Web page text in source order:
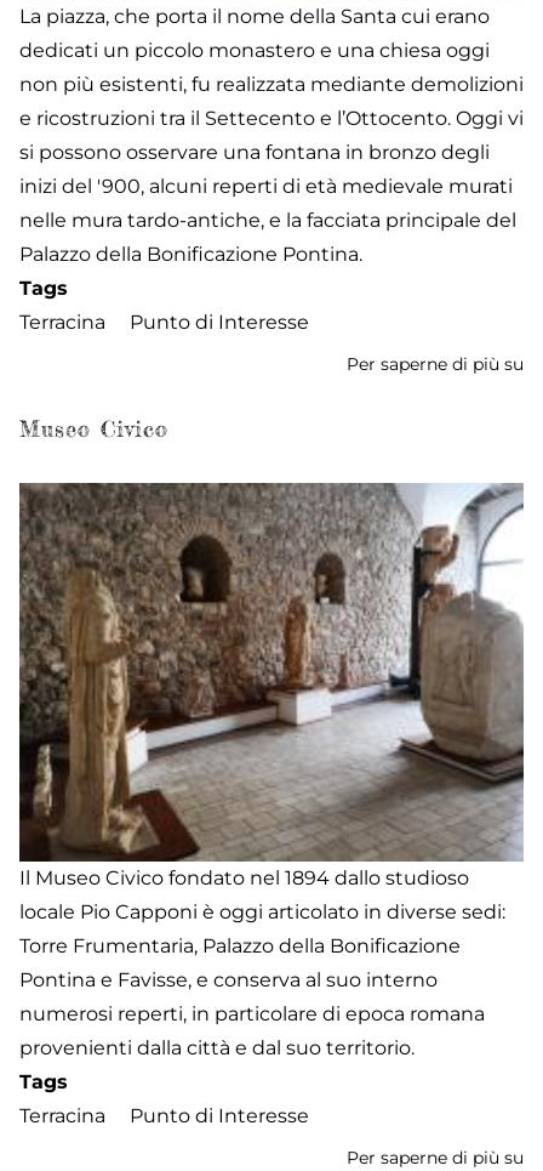
La piazza, che porta il nome della Santa cui erano
dedicati un piccolo monastero e una chiesa oggi
non più esistenti, fu realizzata mediante demolizioni
e ricostruzioni tra il Settecento e l’Ottocento. Oggi vi
si possono osservare una fontana in bronzo degli
inizi del '900, alcuni reperti di età medievale murati
nelle mura tardo-antiche, e la facciata principale del
Palazzo della Bonificazione Pontina.
Tags
Terracina
Punto di Interesse
Per saperne di più su
Museo Civico
Il Museo Civico fondato nel 1894 dallo studioso
locale Pio Capponi è oggi articolato in diverse sedi:
Torre Frumentaria, Palazzo della Bonificazione
Pontina e Favisse, e conserva al suo interno
numerosi reperti, in particolare di epoca romana
provenienti dalla città e dal suo territorio.
Tags
Terracina
Punto di Interesse
Per saperne di più su